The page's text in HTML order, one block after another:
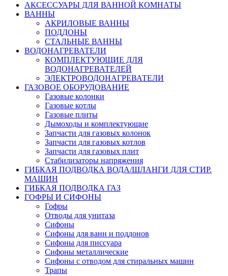
АКСЕССУАРЫ ДЛЯ ВАННОЙ КОМНАТЫ
ВАННЫ
АКРИЛОВЫЕ ВАННЫ
ПОДДОНЫ
СТАЛЬНЫЕ ВАННЫ
ВОДОНАГРЕВАТЕЛИ
КОМПЛЕКТУЮЩИЕ ДЛЯ
ВОДОНАГРЕВАТЕЛЕЙ
ЭЛЕКТРОВОДОНАГРЕВАТЕЛИ
ГАЗОВОЕ ОБОРУДОВАНИЕ
Газовые колонки
Газовые котлы
Газовые плиты
Дымоходы и комплектующие
Запчасти для газовых колонок
Запчасти для газовых котлов
Запчасти для газовых плит
Стабилизаторы напряжения
ГИБКАЯ ПОДВОДКА ВОДА/ШЛАНГИ ДЛЯ СТИР.
МАШИН
ГИБКАЯ ПОДВОДКА ГАЗ
ГОФРЫ И СИФОНЫ
Гофры
Отводы для унитаза
Сифоны
Сифоны для ванн и поддонов
Сифоны для писсуара
Сифоны металлические
Сифоны с отводом для стиральных машин
Трапы